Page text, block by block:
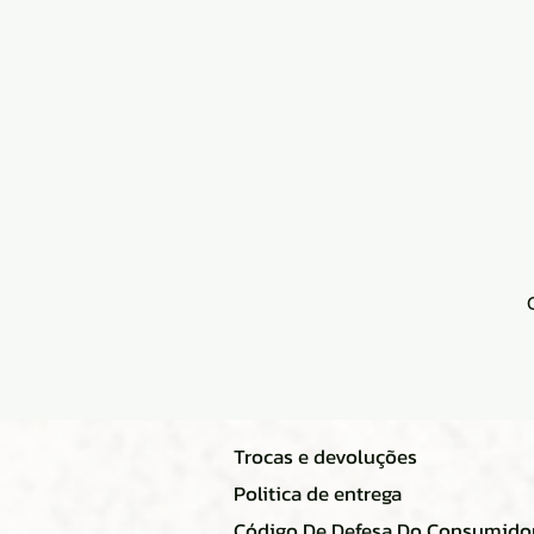
Trocas e devoluções
Politica de entrega